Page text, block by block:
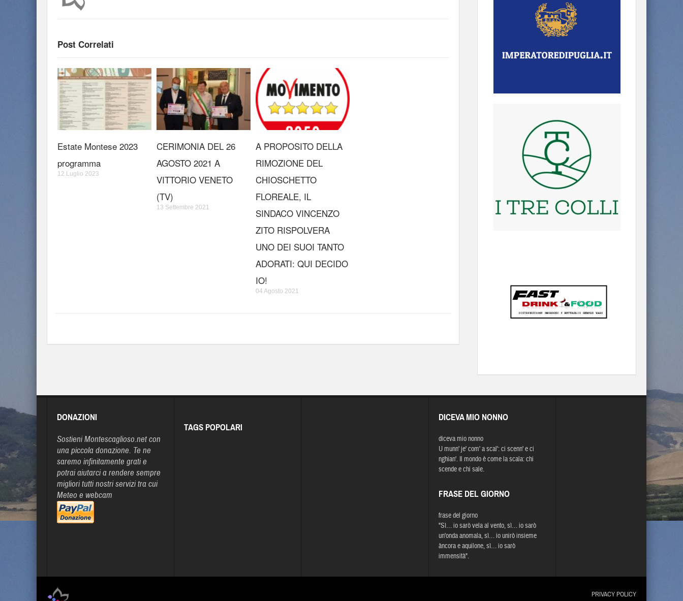
Post Correlati
Estate Montese 2023
programma
12 Luglio 2023
CERIMONIA DEL 26
AGOSTO 2021 A
VITTORIO VENETO
(TV)
13 Settembre 2021
A PROPOSITO DELLA
RIMOZIONE DEL
CHIOSCHETTO
FLOREALE, IL
SINDACO VINCENZO
ZITO RISPOLVERA
UNO DEI SUOI TANTO
ADORATI: QUI DECIDO
IO!
04 Agosto 2021
DONAZIONI
Sostieni Montescaglioso.net con
una piccola donazione. Te ne
saremo infinitamente grati e
potrai aiutarci a rendere sempre
migliori tutti nostri servizi tra cui
Meteo e webcam
TAGS POPOLARI
DICEVA MIO NONNO
diceva mio nonno
U munn' je' com' a scal': ci scenn' e ci
nghian'. Il mondo è come la scala: chi
scende e chi sale.
FRASE DEL GIORNO
frase del giorno
"Sì… io sarò vela al vento, sì… io sarò
un'onda anomala, sì… io unirò insieme
àncora e aquilone, sì… io sarò
immensità".
PRIVACY POLICY